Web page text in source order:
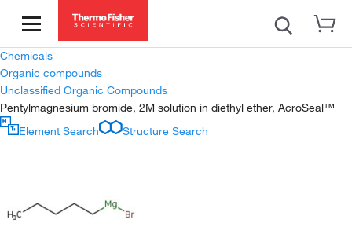
Chemicals
Organic compounds
Unclassified Organic Compounds
Pentylmagnesium bromide, 2M solution in diethyl ether, AcroSeal™
Element Search
Structure Search